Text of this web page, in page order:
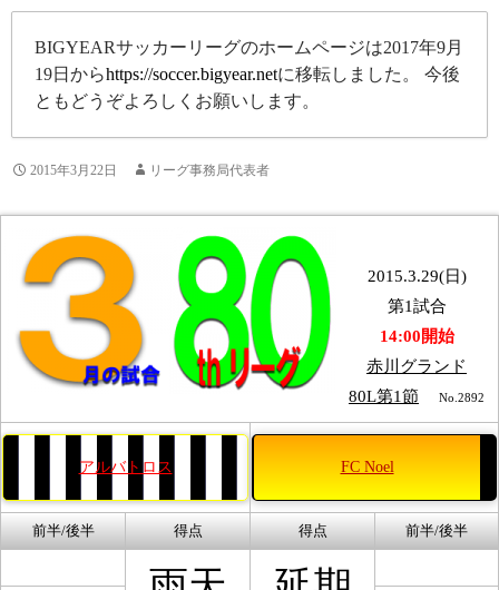
BIGYEARサッカーリーグのホームページは2017年9月
19日からhttps://soccer.bigyear.netに移転しました。 今後
ともどうぞよろしくお願いします。
2015年3月22日 リーグ事務局代表者
2015.3.29(日)
第1試合
14:00開始
赤川グランド
80L第1節
No.2892
アルバトロス FC Noel
前半/後半 得点 得点 前半/後半